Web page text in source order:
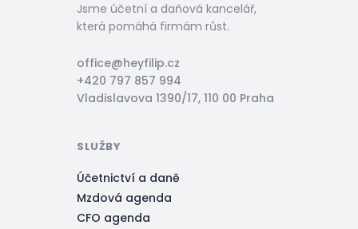
Jsme účetní a daňová kancelář,
která pomáhá firmám růst.
office@heyfilip.cz
+420 797 857 994
Vladislavova 1390/17, 110 00 Praha
SLUŽBY
Účetnictví a daně
Mzdová agenda
CFO agenda